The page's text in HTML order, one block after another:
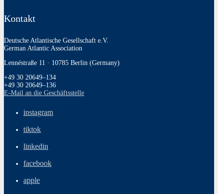
Kontakt
Deutsche Atlantische Gesellschaft e.V.
German Atlantic Association
Lennéstraße 11 · 10785 Berlin (Germany)
+49 30 20649–134
+49 30 20649–136
E‑Mail an die Geschäftsstelle
instagram
tiktok
linkedin
facebook
apple